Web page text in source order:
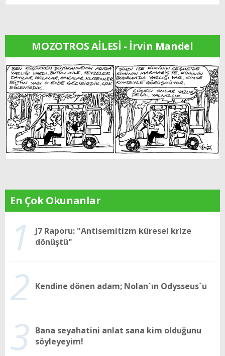
MOZOTROS AİLESİ - İrvin Mandel
En Çok Okunanlar
1
J7 Raporu: "Antisemitizm küresel krize
dönüştü"
2 Kendine dönen adam; Nolan´ın Odysseus´u
3 Bana seyahatini anlat sana kim olduğunu
söyleyeyim!